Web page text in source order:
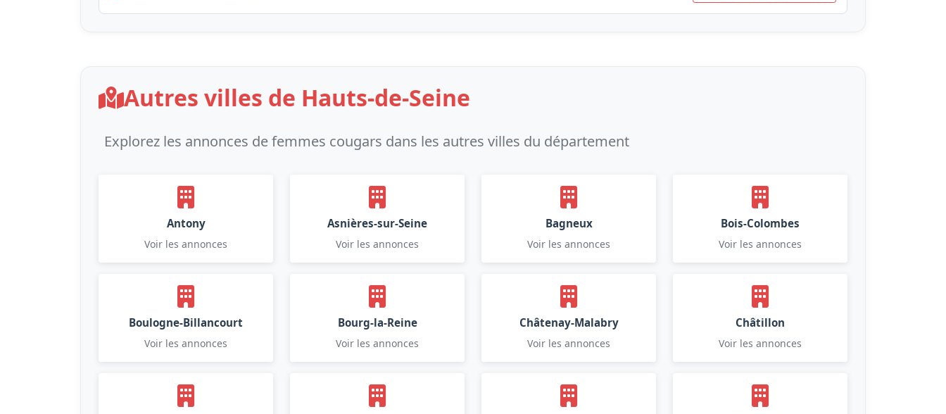
Autres villes de Hauts-de-Seine
Explorez les annonces de femmes cougars dans les autres villes du département
Antony
Voir les annonces
Asnières-sur-Seine
Voir les annonces
Bagneux
Voir les annonces
Bois-Colombes
Voir les annonces
Boulogne-Billancourt
Voir les annonces
Bourg-la-Reine
Voir les annonces
Châtenay-Malabry
Voir les annonces
Châtillon
Voir les annonces